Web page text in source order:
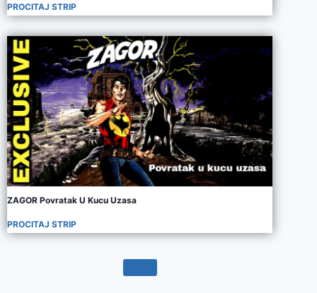
PROCITAJ STRIP
ZAGOR Povratak U Kucu Uzasa
PROCITAJ STRIP